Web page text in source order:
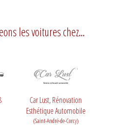
les voitures chez...
Car Lust, Rénovation
Esthétique Automobile
(Saint-André-de-Corcy)